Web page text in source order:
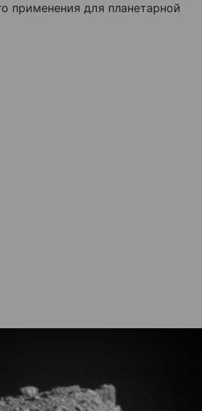
применения для планетарной